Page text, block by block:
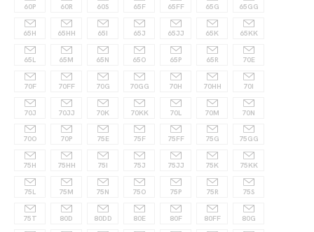
60P 60R 60S 65F 65FF 65G 65GG
65H 65HH 65I 65J 65JJ 65K 65KK
65L 65M 65N 65O 65P 65R 70E
70F 70FF 70G 70GG 70H 70HH 70I
70J 70JJ 70K 70KK 70L 70M 70N
70O 70P 75E 75F 75FF 75G 75GG
75H 75HH 75I 75J 75JJ 75K 75KK
75L 75M 75N 75O 75P 75R 75S
75T 80D 80DD 80E 80F 80FF 80G